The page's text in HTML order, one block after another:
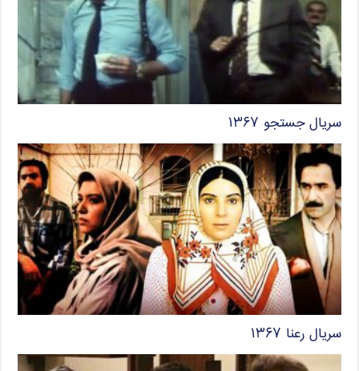
سریال جستجو ۱۳۶۷
سریال رعنا ۱۳۶۷